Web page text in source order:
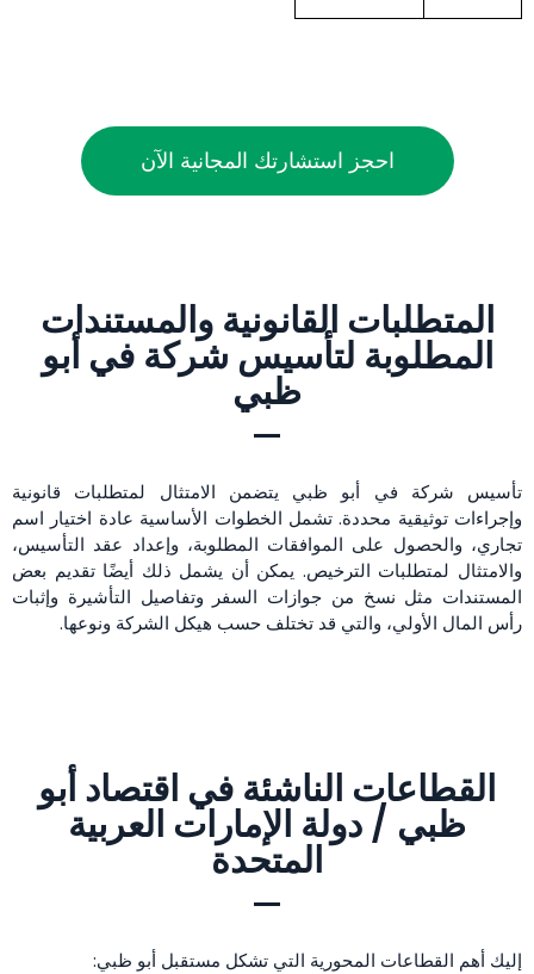
احجز استشارتك المجانية الآن
المتطلبات القانونية والمستندات
المطلوبة لتأسيس شركة في أبو
ظبي
تأسيس شركة في أبو ظبي يتضمن الامتثال لمتطلبات قانونية
وإجراءات توثيقية محددة. تشمل الخطوات الأساسية عادة اختيار اسم
تجاري، والحصول على الموافقات المطلوبة، وإعداد عقد التأسيس،
والامتثال لمتطلبات الترخيص. يمكن أن يشمل ذلك أيضًا تقديم بعض
المستندات مثل نسخ من جوازات السفر وتفاصيل التأشيرة وإثبات
رأس المال الأولي، والتي قد تختلف حسب هيكل الشركة ونوعها.
القطاعات الناشئة في اقتصاد أبو
ظبي / دولة الإمارات العربية
المتحدة
إليك أهم القطاعات المحورية التي تشكل مستقبل أبو ظبي: